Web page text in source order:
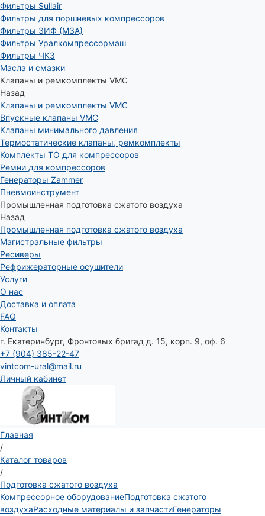
Фильтры Sullair
Фильтры для поршневых компрессоров
Фильтры ЗИФ (МЗА)
Фильтры Уралкомпрессормаш
Фильтры ЧКЗ
Масла и смазки
Клапаны и ремкомплекты VMC
Назад
Клапаны и ремкомплекты VMC
Впускные клапаны VMC
Клапаны минимального давления
Термостатические клапаны, ремкомплекты
Комплекты ТО для компрессоров
Ремни для компрессоров
Генераторы Zammer
Пневмоинструмент
Промышленная подготовка сжатого воздуха
Назад
Промышленная подготовка сжатого воздуха
Магистральные фильтры
Ресиверы
Рефрижераторные осушители
Услуги
О нас
Доставка и оплата
FAQ
Контакты
г. Екатеринбург, Фронтовых бригад д. 15, корп. 9, оф. 6
+7 (904) 385-22-47
vintcom-ural@mail.ru
Личный кабинет
Главная
/
Каталог товаров
/
Подготовка сжатого воздуха
Компрессорное оборудованиеПодготовка сжатого
воздухаРасходные материалы и запчастиГенераторы